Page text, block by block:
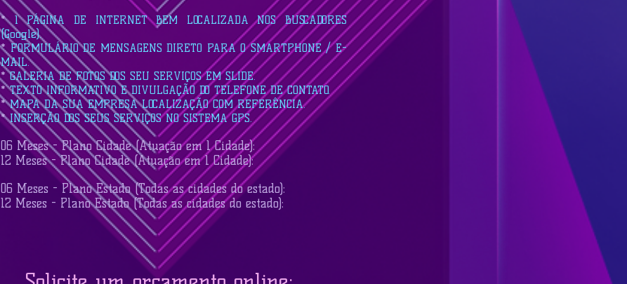
*1 PÁGINA DE INTERNET BEM LOCALIZADA NOS BUSCADORES
(Google).
* FORMULÁRIO DE MENSAGENS DIRETO PARA O SMARTPHONE / E-
MAIL.
*GALERIA DE FOTOS DOS SEU SERVIÇOS EM SLIDE.
*TEXTO INFORMATIVO E DIVULGAÇÃO DO TELEFONE DE CONTATO.
*MAPA DA SUA EMPRESA LOCALIZAÇÃO COM REFERÊNCIA.
*INSERÇÃO DOS SEUS SERVIÇOS NO SISTEMA GPS.
06 Meses - Plano Cidade (Atuação em 1 Cidade):
12 Meses - Plano Cidade (Atuação em 1 Cidade):
06 Meses - Plano Estado (Todas as cidades do estado):
12 Meses - Plano Estado (Todas as cidades do estado):